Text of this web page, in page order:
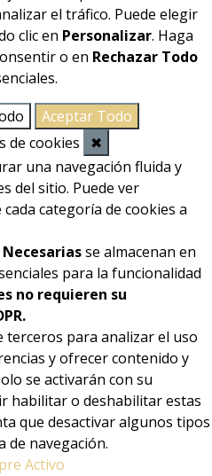
el tráfico. Puede elegir
clic en Personalizar. Haga
o en Rechazar Todo
Aceptar Todo
de cookies
✖
una navegación fluida y
del sitio. Puede ver
categoría de cookies a
Necesariasse almacenan en
para la funcionalidad
no requieren su
terceros para analizar el uso
y ofrecer contenido y
se activarán con su
habilitar o deshabilitar estas
que desactivar algunos tipos
de navegación.
Activo